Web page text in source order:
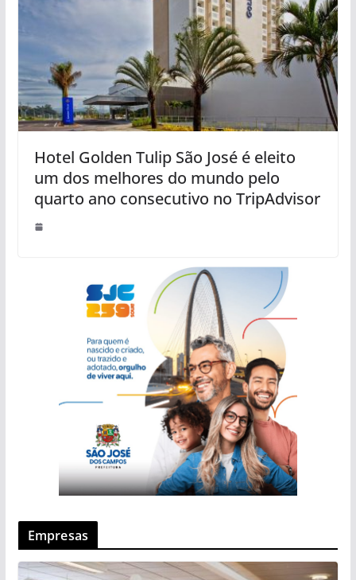
Hotel Golden Tulip São José é eleito
um dos melhores do mundo pelo
quarto ano consecutivo no TripAdvisor
Empresas